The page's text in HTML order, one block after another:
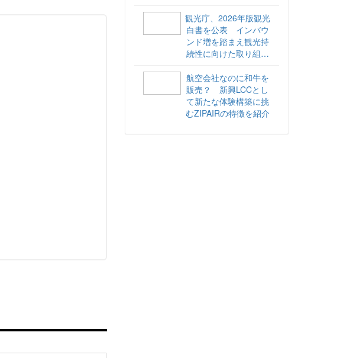
観光庁、2026年版観光
白書を公表 インバウ
ンド増を踏まえ観光持
続性に向けた取り組み
航空会社なのに和牛を
販売？ 新興LCCとし
て新たな体験構築に挑
むZIPAIRの特徴を紹介